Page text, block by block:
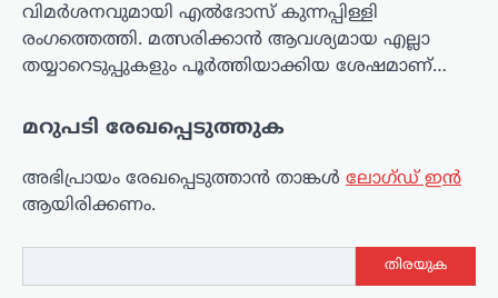
വിമർശനവുമായി എൽദോസ് കുന്നപ്പിള്ളി
രംഗത്തെത്തി. മത്സരിക്കാൻ ആവശ്യമായ എല്ലാ
തയ്യാറെടുപ്പുകളും പൂർത്തിയാക്കിയ ശേഷമാണ്…
മറുപടി രേഖപ്പെടുത്തുക
അഭിപ്രായം രേഖപ്പെടുത്താ‍ൻ താങ്കൾ ലോഗ്ഡ് ഇൻ
ആയിരിക്കണം.
തിരയുക